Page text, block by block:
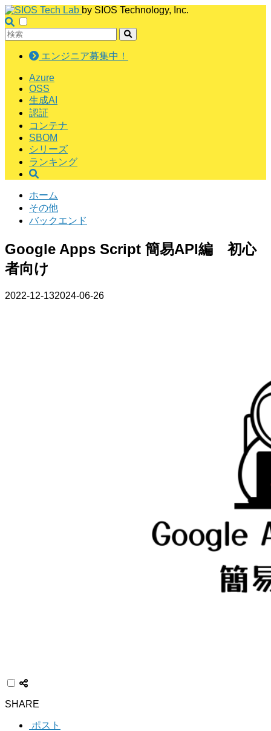
by SIOS Technology, Inc.
エンジニア募集中！
Azure
OSS
生成AI
認証
コンテナ
SBOM
シリーズ
ランキング
ホーム
その他
バックエンド
Google Apps Script 簡易API編 初心
者向け
2022-12-132024-06-26
SHARE
ポスト